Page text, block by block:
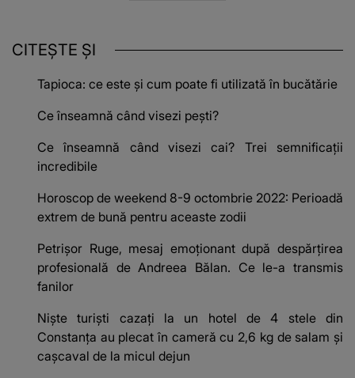
CITEȘTE ȘI
Tapioca: ce este și cum poate fi utilizată în bucătărie
Ce înseamnă când visezi pești?
Ce înseamnă când visezi cai? Trei semnificații
incredibile
Horoscop de weekend 8-9 octombrie 2022: Perioadă
extrem de bună pentru aceaste zodii
Petrișor Ruge, mesaj emoționant după despărțirea
profesională de Andreea Bălan. Ce le-a transmis
fanilor
Niște turiști cazați la un hotel de 4 stele din
Constanța au plecat în cameră cu 2,6 kg de salam și
cașcaval de la micul dejun